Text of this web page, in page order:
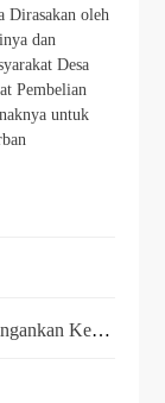
Dirasakan oleh
dan
Desa
Pembelian
untuk
Paket Gizi Ringankan Kesulitan Bu Nursa’idah Penuhi Nutrisi Salman